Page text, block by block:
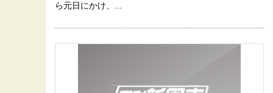
ら元日にかけ、...